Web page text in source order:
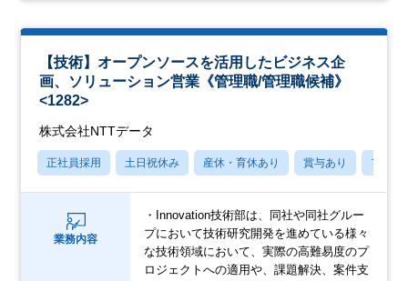
【技術】オープンソースを活用したビジネス企
画、ソリューション営業《管理職/管理職候補》
<1282>
株式会社NTTデータ
正社員採用 土日祝休み 産休・育休あり 賞与あり フレッ
業務内容
・Innovation技術部は、同社や同社グルー
プにおいて技術研究開発を進めている様々
な技術領域において、実際の高難易度のプ
ロジェクトへの適用や、課題解決、案件支